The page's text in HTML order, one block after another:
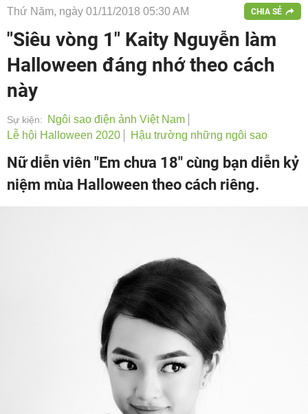
Thứ Năm, ngày 01/11/2018 05:30 AM CHIA SẺ
"Siêu vòng 1" Kaity Nguyễn làm
Halloween đáng nhớ theo cách
này
Sự kiện:
Ngôi sao điện ảnh Việt Nam
Lễ hội Halloween 2020
Hậu trường những ngôi sao
Nữ diễn viên "Em chưa 18" cùng bạn diễn kỷ
niệm mùa Halloween theo cách riêng.